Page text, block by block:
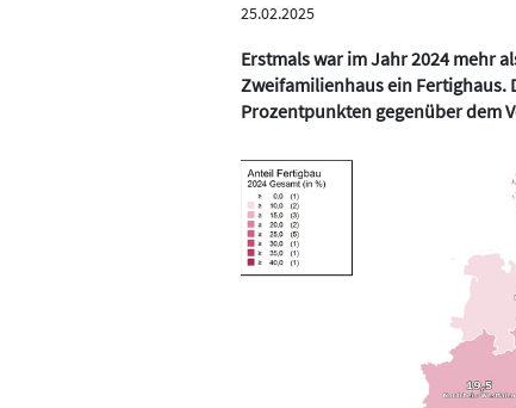
25.02.2025
Erstmals war im Jahr 2024 mehr
Zweifamilienhaus ein Fertighaus.
Prozentpunkten gegenüber dem